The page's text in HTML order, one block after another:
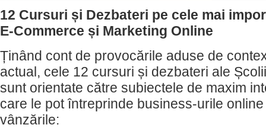
12 Cursuri și Dezbateri pe cele mai
E-Commerce și Marketing Online
Ținând cont de provocările aduse de
actual, cele 12 cursuri și dezbateri ale
sunt orientate către subiectele de maxim
care le pot întreprinde business-urile
vânzările: